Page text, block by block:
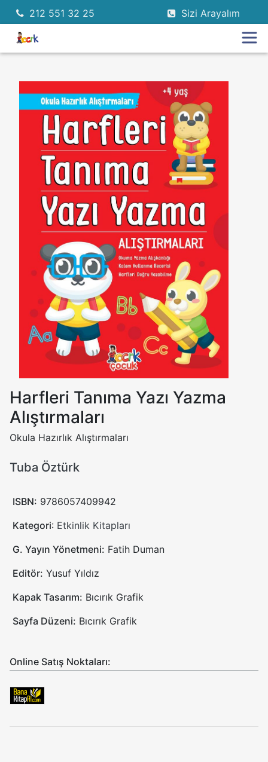
212 551 32 25 Sizi Arayalım
Harfleri Tanıma Yazı Yazma
Alıştırmaları
Okula Hazırlık Alıştırmaları
Tuba Öztürk
ISBN: 9786057409942
Kategori: Etkinlik Kitapları
G. Yayın Yönetmeni: Fatih Duman
Editör: Yusuf Yıldız
Kapak Tasarım: Bıcırık Grafik
Sayfa Düzeni: Bıcırık Grafik
Online Satış Noktaları: